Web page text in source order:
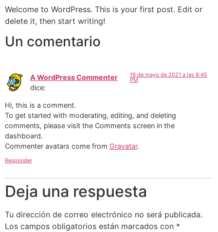
Welcome to WordPress. This is your first post. Edit or
delete it, then start writing!
Un comentario
A WordPress Commenter
dice:
19 de mayo de 2021 a las 8:45
PM
Hi, this is a comment.
To get started with moderating, editing, and deleting
comments, please visit the Comments screen in the
dashboard.
Commenter avatars come from Gravatar.
Responder
Deja una respuesta
Tu dirección de correo electrónico no será publicada.
Los campos obligatorios están marcados con *